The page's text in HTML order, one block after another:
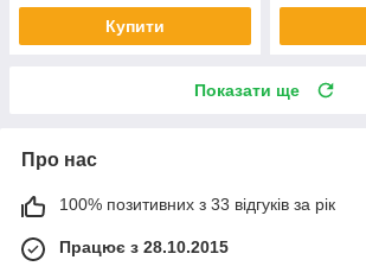
Купити
Показати ще
Про нас
100% позитивних з 33 відгуків за рік
Працює з 28.10.2015